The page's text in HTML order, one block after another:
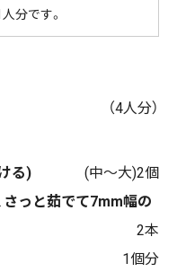
分です。
（4人分）
る)
(中〜大)2個
さっと茹でて7mm幅の
2本
1個分